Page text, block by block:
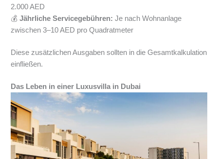
2.000 AED
💰Jährliche Servicegebühren: Je nach Wohnanlage
zwischen 3–10 AED pro Quadratmeter
Diese zusätzlichen Ausgaben sollten in die Gesamtkalkulation
einfließen.
Das Leben in einer Luxusvilla in Dubai